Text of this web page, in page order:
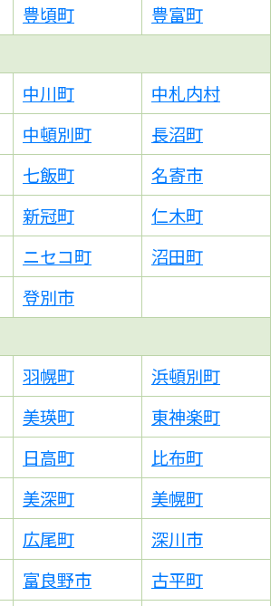
豊頃町 豊富町
中川町
中札内村
中頓別町
長沼町
七飯町
名寄市
新冠町
仁木町
ニセコ町
沼田町
登別市
羽幌町
浜頓別町
美瑛町
東神楽町
日高町
比布町
美深町
美幌町
広尾町
深川市
富良野市
古平町